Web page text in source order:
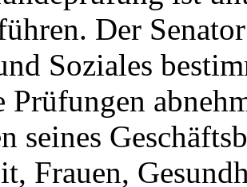
Der
Soziales
Prüfungen
seines
Frauen,